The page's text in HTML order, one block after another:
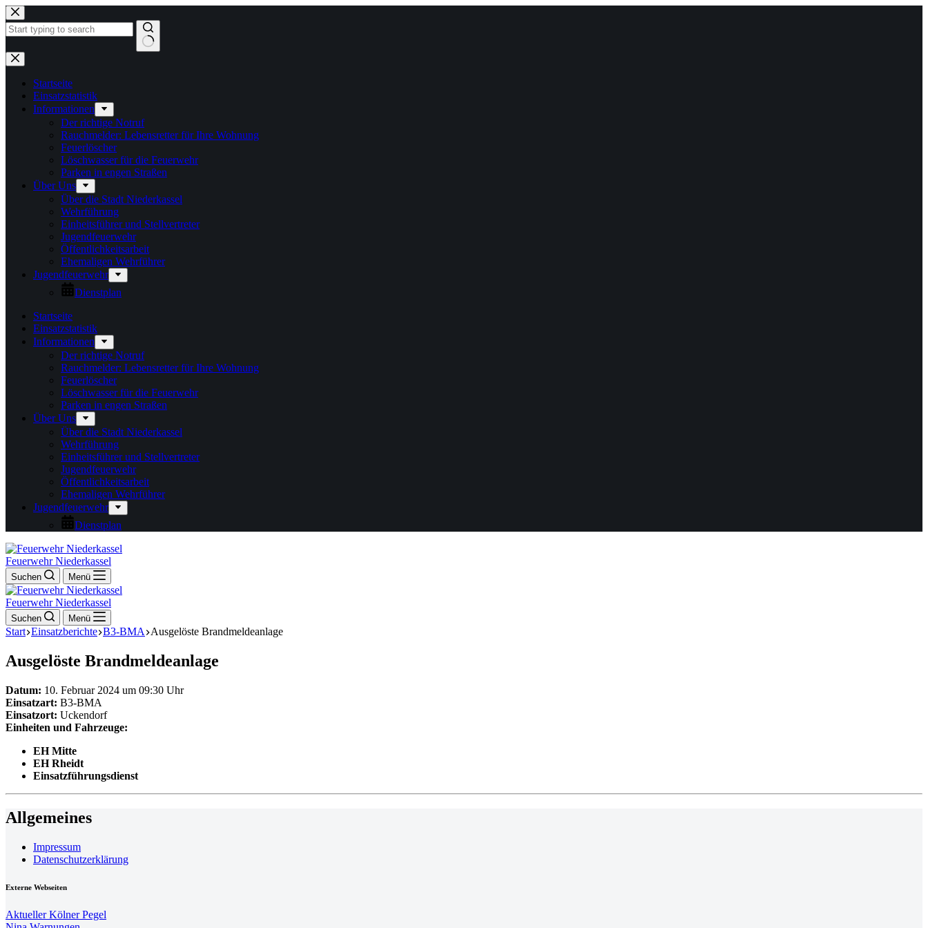
Zum
Inhalt
springen
Keine
Ergebnisse
Startseite
Einsatzstatistik
Informationen
Der richtige Notruf
Rauchmelder: Lebensretter für Ihre Wohnung
Feuerlöscher
Löschwasser für die Feuerwehr
Parken in engen Straßen
Über Uns
Über die Stadt Niederkassel
Wehrführung
Einheitsführer und Stellvertreter
Jugendfeuerwehr
Öffentlichkeitsarbeit
Ehemaligen Wehrführer
Jugendfeuerwehr
Dienstplan
Startseite
Einsatzstatistik
Informationen
Der richtige Notruf
Rauchmelder: Lebensretter für Ihre Wohnung
Feuerlöscher
Löschwasser für die Feuerwehr
Parken in engen Straßen
Über Uns
Über die Stadt Niederkassel
Wehrführung
Einheitsführer und Stellvertreter
Jugendfeuerwehr
Öffentlichkeitsarbeit
Ehemaligen Wehrführer
Jugendfeuerwehr
Dienstplan
Feuerwehr Niederkassel
Suchen Menü
Feuerwehr Niederkassel
Suchen Menü
Start Einsatzberichte B3-BMA Ausgelöste Brandmeldeanlage
Ausgelöste Brandmeldeanlage
Datum: 10. Februar 2024 um 09:30 Uhr
Einsatzart: B3-BMA
Einsatzort: Uckendorf
Einheiten und Fahrzeuge:
EH Mitte
EH Rheidt
Einsatzführungsdienst
Allgemeines
Impressum
Datenschutzerklärung
Externe Webseiten
Aktueller Kölner Pegel